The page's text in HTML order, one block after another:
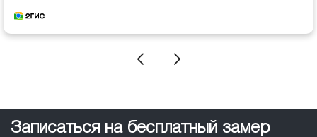
Записаться на бесплатный замер